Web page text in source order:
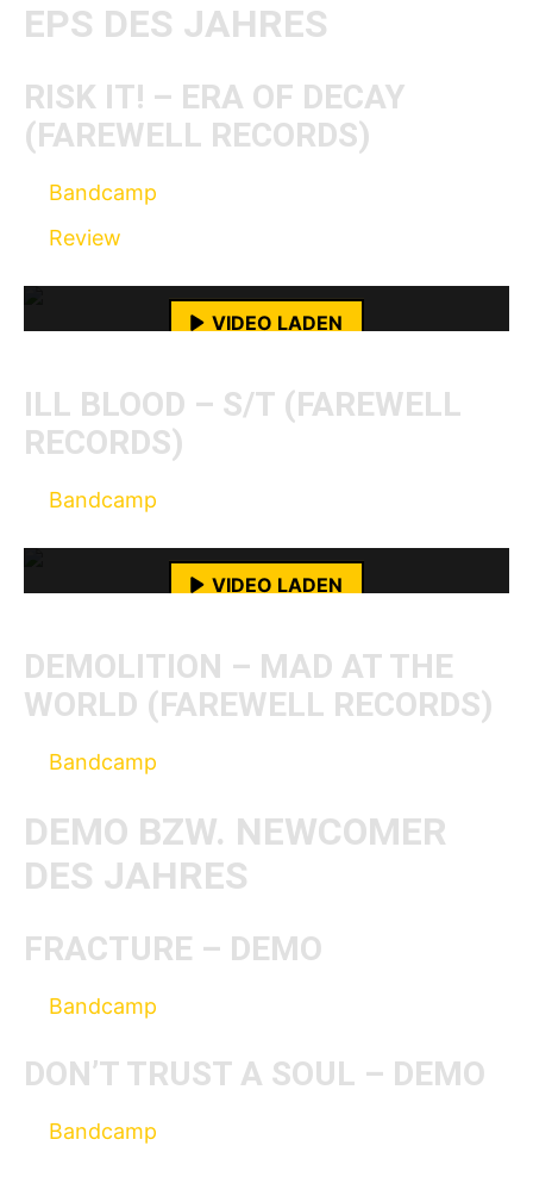
EPS DES JAHRES
RISK IT! – ERA OF DECAY
(FAREWELL RECORDS)
Bandcamp
ReviewDatenschutzerklärung von YouTube.
VIDEO LADEN
ILL BLOOD – S/T (FAREWELL
RECORDS)
BandcampDatenschutzerklärung von YouTube.
VIDEO LADEN
DEMOLITION – MAD AT THE
WORLD (FAREWELL RECORDS)
Bandcamp
DEMO BZW. NEWCOMER
DES JAHRES
FRACTURE – DEMO
Bandcamp
DON’T TRUST A SOUL – DEMO
Bandcamp